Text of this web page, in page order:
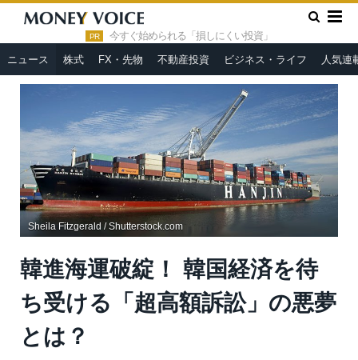
PR 今すぐ始められる「損しにくい投資」
ニュース 株式 FX・先物 不動産投資 ビジネス・ライフ 人気連
HOME » ニュース »
韓進海運破綻！ 韓国経済を待ち受ける
「超高額訴訟」の悪夢とは？
Sheila Fitzgerald / Shutterstock.com
韓進海運破綻！ 韓国経済を待
ち受ける「超高額訴訟」の悪夢
とは？